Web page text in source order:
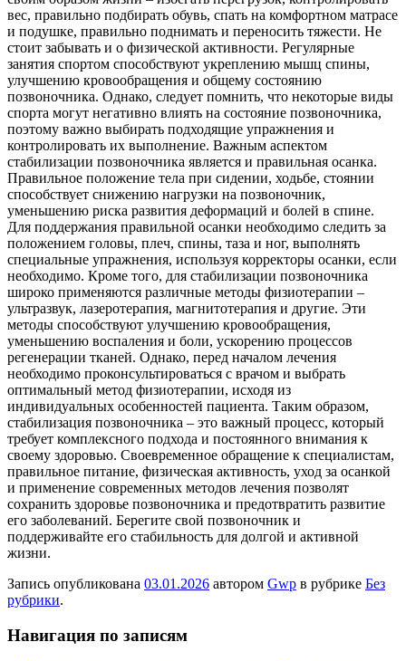
вес, правильно подбирать обувь, спать на комфортном матрасе
и подушке, правильно поднимать и переносить тяжести. Не
стоит забывать и о физической активности. Регулярные
занятия спортом способствуют укреплению мышц спины,
улучшению кровообращения и общему состоянию
позвоночника. Однако, следует помнить, что некоторые виды
спорта могут негативно влиять на состояние позвоночника,
поэтому важно выбирать подходящие упражнения и
контролировать их выполнение. Важным аспектом
стабилизации позвоночника является и правильная осанка.
Правильное положение тела при сидении, ходьбе, стоянии
способствует снижению нагрузки на позвоночник,
уменьшению риска развития деформаций и болей в спине.
Для поддержания правильной осанки необходимо следить за
положением головы, плеч, спины, таза и ног, выполнять
специальные упражнения, используя корректоры осанки, если
необходимо. Кроме того, для стабилизации позвоночника
широко применяются различные методы физиотерапии –
ультразвук, лазеротерапия, магнитотерапия и другие. Эти
методы способствуют улучшению кровообращения,
уменьшению воспаления и боли, ускорению процессов
регенерации тканей. Однако, перед началом лечения
необходимо проконсультироваться с врачом и выбрать
оптимальный метод физиотерапии, исходя из
индивидуальных особенностей пациента. Таким образом,
стабилизация позвоночника – это важный процесс, который
требует комплексного подхода и постоянного внимания к
своему здоровью. Своевременное обращение к специалистам,
правильное питание, физическая активность, уход за осанкой
и применение современных методов лечения позволят
сохранить здоровье позвоночника и предотвратить развитие
его заболеваний. Берегите свой позвоночник и
поддерживайте его стабильность для долгой и активной
жизни.
Запись опубликована 03.01.2026 автором Gwp в рубрике Без
рубрики.
Навигация по записям